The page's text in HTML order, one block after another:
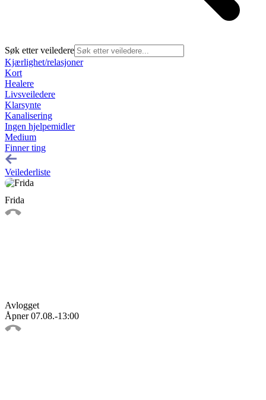
Søk etter veiledere
Kjærlighet/relasjoner
Kort
Healere
Livsveiledere
Klarsynte
Kanalisering
Ingen hjelpemidler
Medium
Finner ting
Veilederliste
Frida
Avlogget
Åpner 07.08.-13:00